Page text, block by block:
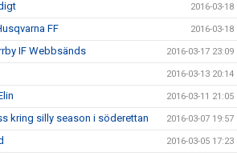
2016-03-18
FF 2016-03-18
IF Webbsänds 2016-03-17 23:09
2016-03-13 20:14
2016-03-11 21:05
kring silly season i söderettan 2016-03-07 19:57
2016-03-05 17:23